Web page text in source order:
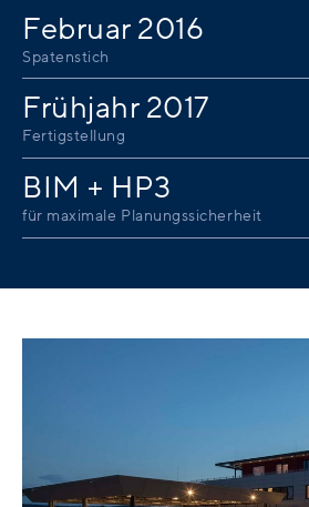
Februar 2016
Spatenstich
Frühjahr 2017
Fertigstellung
BIM + HP3
für maximale Planungssicherheit